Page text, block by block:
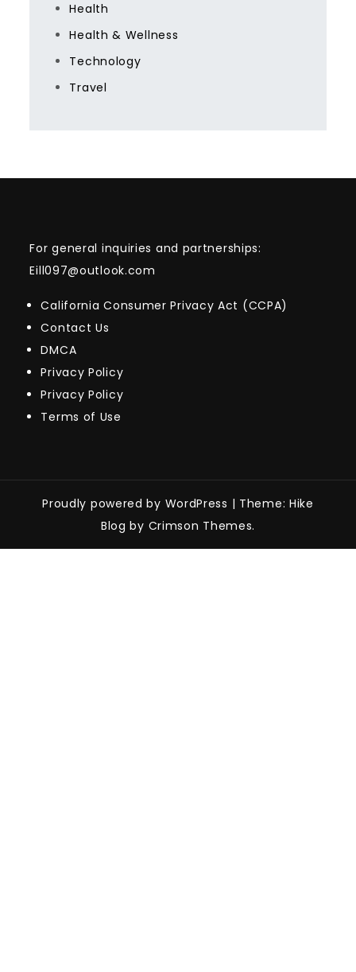
Health
Health & Wellness
Technology
Travel
For general inquiries and partnerships:
Eill097@outlook.com
California Consumer Privacy Act (CCPA)
Contact Us
DMCA
Privacy Policy
Privacy Policy
Terms of Use
Proudly powered by WordPress | Theme: Hike
Blog by Crimson Themes.